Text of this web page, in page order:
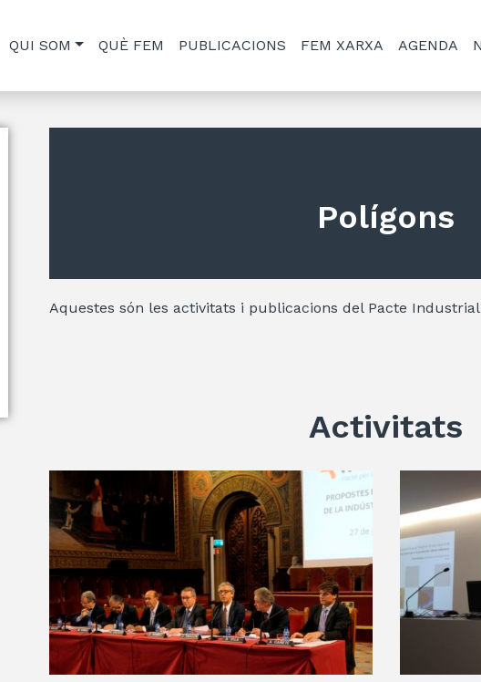
QUI SOM QUÈ FEM PUBLICACIONS FEM XARXA AGENDA
Polígons
Aquestes són les activitats i publicacions del Pacte
Activitats